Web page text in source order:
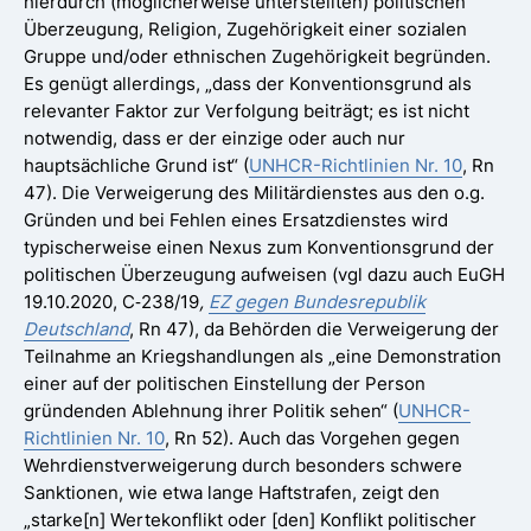
Überzeugung, Religion, Zugehörigkeit einer sozialen
Gruppe und/oder ethnischen Zugehörigkeit begründen.
Es genügt allerdings, „dass der Konventionsgrund als
relevanter Faktor zur Verfolgung beiträgt; es ist nicht
notwendig, dass er der einzige oder auch nur
hauptsächliche Grund ist“ (UNHCR-Richtlinien Nr. 10, Rn
47). Die Verweigerung des Militärdienstes aus den o.g.
Gründen und bei Fehlen eines Ersatzdienstes wird
typischerweise einen Nexus zum Konventionsgrund der
politischen Überzeugung aufweisen (vgl dazu auch EuGH
19.10.2020, C‑238/19, EZ gegen Bundesrepublik
Deutschland, Rn 47), da Behörden die Verweigerung der
Teilnahme an Kriegshandlungen als „eine Demonstration
einer auf der politischen Einstellung der Person
gründenden Ablehnung ihrer Politik sehen“ (UNHCR-
Richtlinien Nr. 10, Rn 52). Auch das Vorgehen gegen
Wehrdienstverweigerung durch besonders schwere
Sanktionen, wie etwa lange Haftstrafen, zeigt den
„starke[n] Wertekonflikt oder [den] Konflikt politischer